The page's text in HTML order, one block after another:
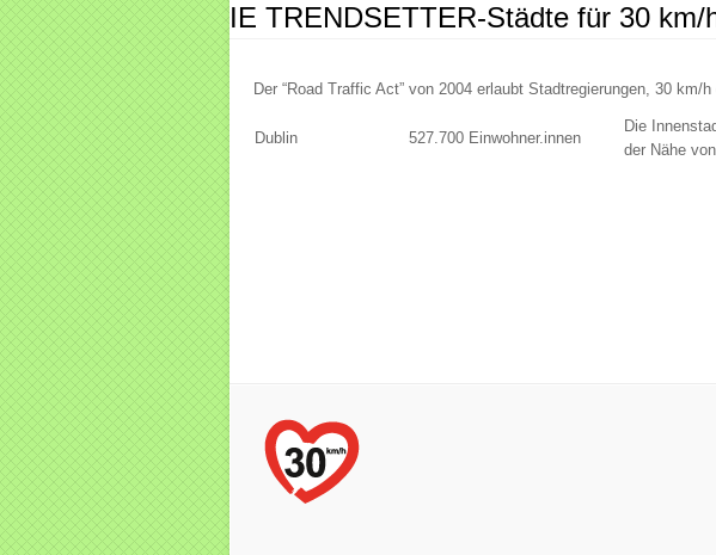
IE TRENDSETTER-Städte für 30 km/
Der “Road Traffic Act” von 2004 erlaubt Stadtregierungen, 30
Dublin 527.700 Einwohner.innen
Die
der Nähe